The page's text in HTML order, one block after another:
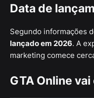
Data de
Segundo informações
lançado em 2026. A
marketing comece
GTA Online